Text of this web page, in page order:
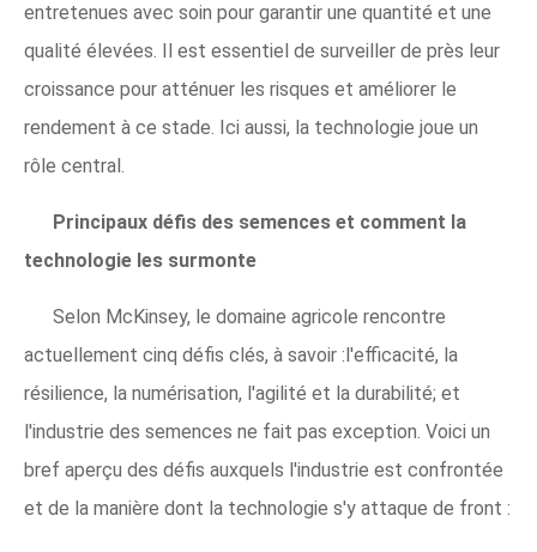
entretenues avec soin pour garantir une quantité et une
qualité élevées. Il est essentiel de surveiller de près leur
croissance pour atténuer les risques et améliorer le
rendement à ce stade. Ici aussi, la technologie joue un
rôle central.
Principaux défis des semences et comment la
technologie les surmonte
Selon McKinsey, le domaine agricole rencontre
actuellement cinq défis clés, à savoir :l'efficacité, la
résilience, la numérisation, l'agilité et la durabilité; et
l'industrie des semences ne fait pas exception. Voici un
bref aperçu des défis auxquels l'industrie est confrontée
et de la manière dont la technologie s'y attaque de front :